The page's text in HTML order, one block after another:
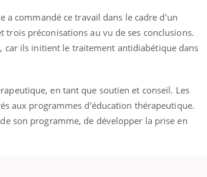
a commandé ce travail dans le cadre d’un
préconisations au vu de ses conclusions.
car ils initient le traitement antidiabétique dans
en tant que soutien et conseil. Les
aux programmes d’éducation thérapeutique.
son programme, de développer la prise en